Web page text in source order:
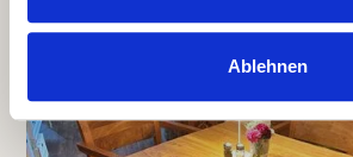
Ablehnen